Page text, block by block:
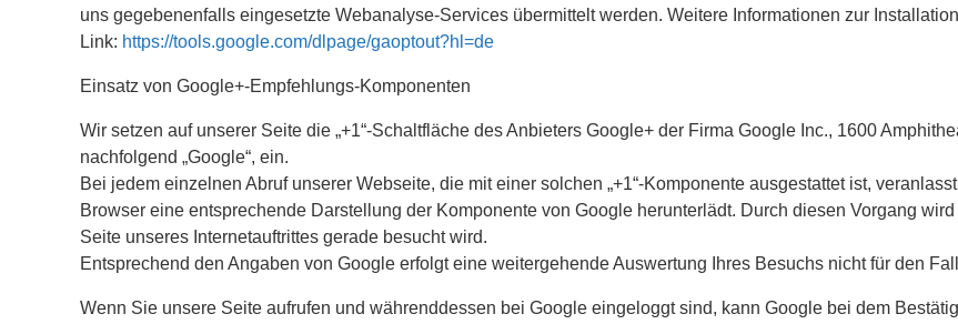
uns gegebenenfalls eingesetzte Webanalyse-Services übermittelt werden. Weitere Informationen zur
Link: https://tools.google.com/dlpage/gaoptout?hl=de
Einsatz von Google+-Empfehlungs-Komponenten
Wir setzen auf unserer Seite die „+1“-Schaltfläche des Anbieters Google+ der Firma Google Inc., 1600
nachfolgend „Google“, ein.
Bei jedem einzelnen Abruf unserer Webseite, die mit einer solchen „+1“-Komponente ausgestattet ist,
Browser eine entsprechende Darstellung der Komponente von Google herunterlädt. Durch diesen Vorgang
Seite unseres Internetauftrittes gerade besucht wird.
Entsprechend den Angaben von Google erfolgt eine weitergehende Auswertung Ihres Besuchs nicht für den
Wenn Sie unsere Seite aufrufen und währenddessen bei Google eingeloggt sind, kann Google bei dem